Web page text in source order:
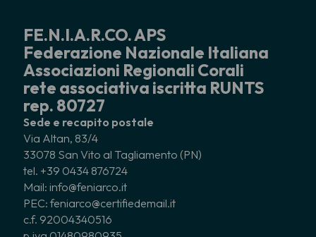
FE.N.I.A.R.CO. APS
Federazione Nazionale Italiana
Associazioni Regionali Corali
rete associativa iscritta RUNTS
rep. 80727
Sede e recapito postale
Via Altan, 83/4
33078 San Vito al Tagliamento (PN)
tel. +39 0434 876724
Mail: info@feniarco.it
PEC: feniarco@certifiedemail.it
c.f. 92004340516